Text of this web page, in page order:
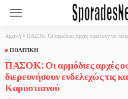
Αρχική » ΠΑΣΟΚ: Οι αρμόδιες αρχές οφείλουν να διερευνήσουν
ΠΟΛΙΤΙΚΉ
ΠΑΣΟΚ: Οι αρμόδιες αρχές
διερευνήσουν ενδελεχώς τις
Καρυστιανού